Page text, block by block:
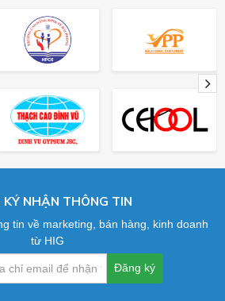
NHẬN THÔNG TIN
tin về marketing, bán hàng, kinh doanh
từ HIG